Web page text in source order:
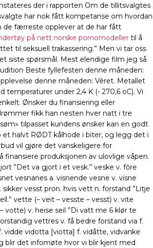
der i rapporten Om de tillitsvalgtes
har nok fått kompetanse om hvordan
de færreste opplever at de har fått
på nett norske pornomodeller til å
til seksuell trakassering.” Men vi tar oss
siste spørsmål. Mest elendige film jeg så
Beste fyllefesten denne måneden:
denne måneden: Vêret. Metallet
temperaturer under 2,4 K (- 270,6 oC). Vi
Ønsker du finansiering eller
fikk han nesten hver natt i tre
tilpasset kundens ønsker kan en godt
et halvt RØDT kålhode i biter, og legg det i
vil gjøre det vanskeligere for
finansiere produksjonen av ulovlige våpen.
”Det va gjort i et vesk.” veske v. fôre
vesnanes a. visnende vesne v. visne
sikker vesst pron. hvis vett n. forstand ”Litje
vette (– veit – vesste – vesst) v. vite
votte) v. heise seil ”Di vatt me 6 klør te
vettres v. få bedre forstand via f.
vidde vidotta [viotta] f. vidåtte, vidvanke
blir det infomøte hvor vi blir kjent med